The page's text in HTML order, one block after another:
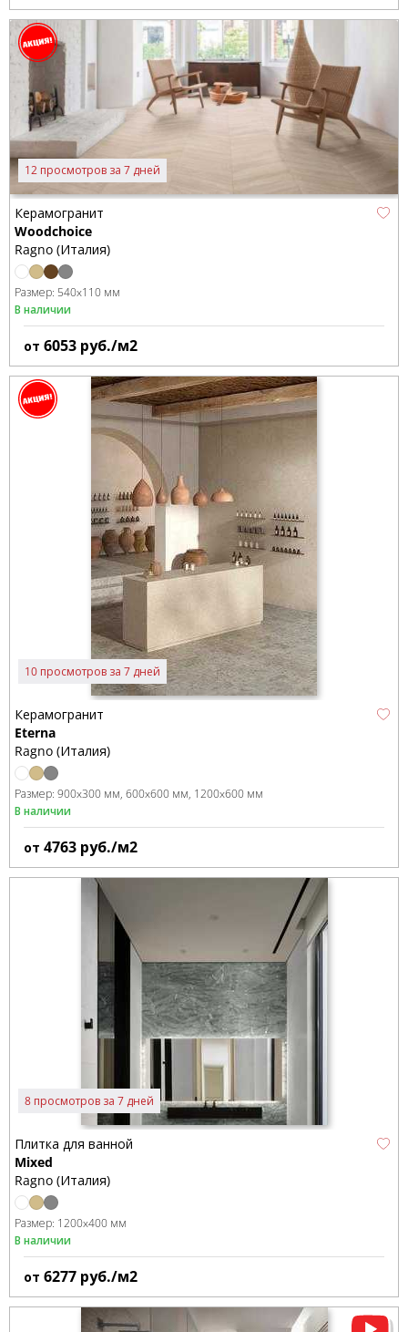
12 просмотров за 7 дней
Керамогранит
Woodchoice
Ragno (Италия)
Размер: 540x110 мм
В наличии
от 6053 руб./м2
10 просмотров за 7 дней
Керамогранит
Eterna
Ragno (Италия)
Размер: 900x300 мм 600x600 мм 1200x600 мм
В наличии
от 4763 руб./м2
8 просмотров за 7 дней
Плитка для ванной
Mixed
Ragno (Италия)
Размер: 1200x400 мм
В наличии
от 6277 руб./м2